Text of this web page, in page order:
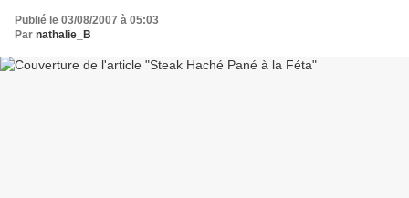
Publié le 03/08/2007 à 05:03
Par nathalie_B